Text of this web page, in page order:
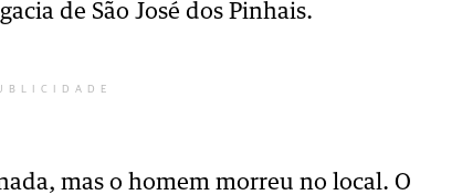
de São José dos Pinhais.
mas o homem morreu no local. O